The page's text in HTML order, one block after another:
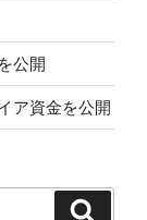
公開
ア資金を公開